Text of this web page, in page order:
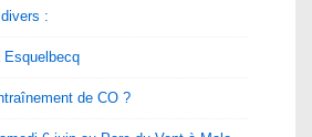
:
Esquelbecq
de CO ?